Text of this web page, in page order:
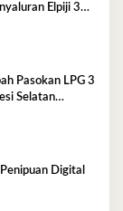
Elpiji 3
Pasokan LPG 3
Selatan
Digital